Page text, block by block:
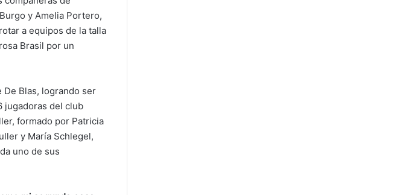
y Amelia Portero,
a equipos de la talla
Brasil por un
De Blas, logrando ser
jugadoras del club
formado por Patricia
y María Schlegel,
uno de sus